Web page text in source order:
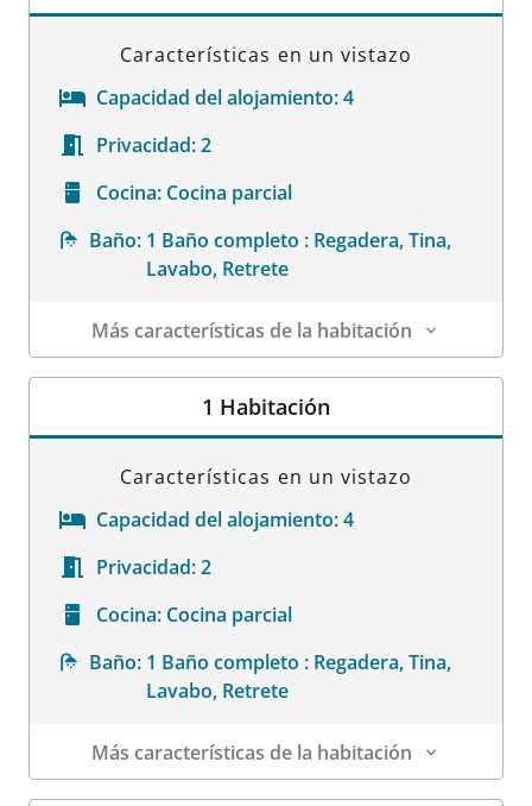
Características en un vistazo
Capacidad del alojamiento:4
Privacidad:2
Cocina: Cocina parcial
Baño: 1 Baño completo : Regadera, Tina,
Lavabo, Retrete
Más características de la habitación
Datos de la habitación
1 Habitación
Características en un vistazo
Capacidad del alojamiento:4
Privacidad:2
Cocina: Cocina parcial
Baño: 1 Baño completo : Regadera, Tina,
Lavabo, Retrete
Más características de la habitación
Datos de la habitación